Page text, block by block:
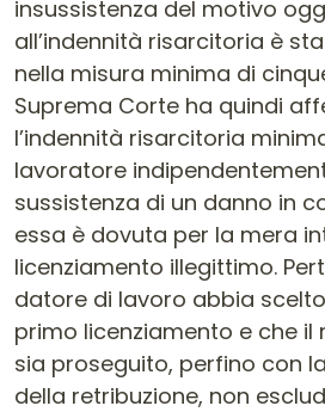
insussistenza del motivo
all’indennità risarcitoria è
nella misura minima di
Suprema Corte ha quindi
l’indennità risarcitoria
lavoratore
sussistenza di un danno in
essa è dovuta per la mera
licenziamento illegittimo.
datore di lavoro abbia
primo licenziamento e che
sia proseguito, perfino con
della retribuzione, non